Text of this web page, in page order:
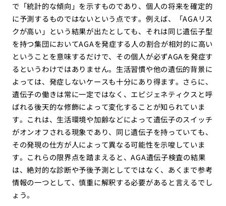
で「統計的な傾向」を示すものであり、個人の将来を確定的
に予測するものではないという点です。例えば、「AGAリス
クが高い」という結果が出たとしても、それは同じ遺伝子型
を持つ集団においてAGAを発症する人の割合が相対的に高い
ということを意味するだけで、その個人が必ずAGAを発症す
るというわけではありません。生活習慣や他の遺伝的背景に
よっては、発症しないケースも十分にあり得ます。さらに、
遺伝子の働きは常に一定ではなく、エピジェネティクスと呼
ばれる後天的な修飾によって変化することが知られていま
す。これは、生活環境や加齢などによって遺伝子のスイッチ
がオンオフされる現象であり、同じ遺伝子を持っていても、
その発現の仕方が人によって異なる可能性を示唆していま
す。これらの限界点を踏まえると、AGA遺伝子検査の結果
は、絶対的な診断や予後予測としてではなく、あくまで参考
情報の一つとして、慎重に解釈する必要があると言えるでし
ょう。